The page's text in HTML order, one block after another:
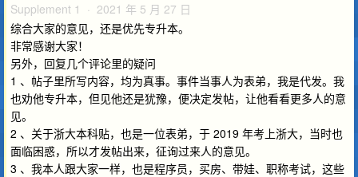
Supplement 1 · 2021 年 5 月 27 日
综合大家的意见，还是优先专升本。
非常感谢大家！
另外，回复几个评论里的疑问
1 、帖子里所写内容，均为真事。事件当事人为表弟，我是代发。我
也劝他专升本，但见他还是犹豫，便决定发帖，让他看看更多人的意
见。
2 、关于浙大本科贴，也是一位表弟，于 2019 年考上浙大，当时也
面临困惑，所以才发帖出来，征询过来人的意见。
3 、我本人跟大家一样，也是程序员，买房、带娃、职称考试，这些